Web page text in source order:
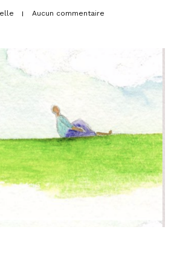
Aucun commentaire